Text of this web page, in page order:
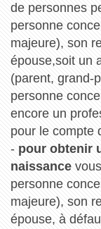
de personnes
personne
majeure), son
épouse,soit un
(parent, grand-
personne
encore un
pour le compte
- pour obtenir
naissance
personne
majeure), son
épouse, à